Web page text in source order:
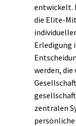
entwickelt.
die Elite-
Erledigung
werden,
zentralen